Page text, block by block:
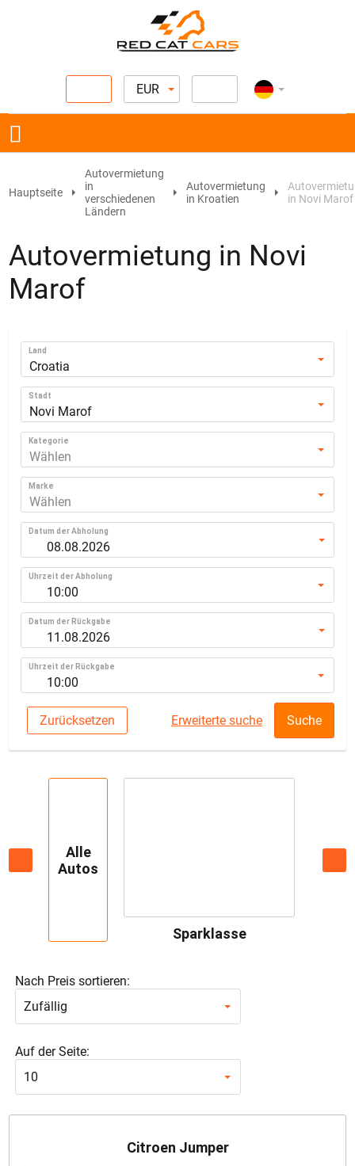
EUR
Hauptseite
Autovermietung
in
verschiedenen
Ländern
Autovermietung
in Kroatien
in Novi Marof
Autovermietung in Novi
Marof
Land
Croatia
Stadt
Novi Marof
Kategorie
Wählen
Marke
Wählen
Datum der Abholung
Uhrzeit der Abholung
10:00
Datum der Rückgabe
Uhrzeit der Rückgabe
10:00
Zurücksetzen Erweiterte suche Suche
Alle
Autos
Sparklasse
Nach Preis sortieren:
Zufällig
Auf der Seite:
10
Citroen Jumper